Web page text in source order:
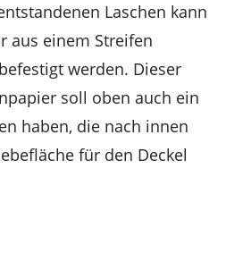
Laschen kann
aus einem Streifen
werden. Dieser
soll oben auch ein
haben, die nach innen
für den Deckel